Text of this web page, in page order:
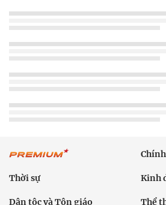
Thời sự Kinh
Dân tộc và Tôn giáo Thể